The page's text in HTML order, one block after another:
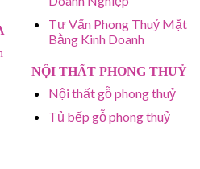
Tư Vấn Phong Thuỷ Mặt
Bằng Kinh Doanh
NỘI THẤT PHONG THUỶ
Nội thất gỗ phong thuỷ
Tủ bếp gỗ phong thuỷ